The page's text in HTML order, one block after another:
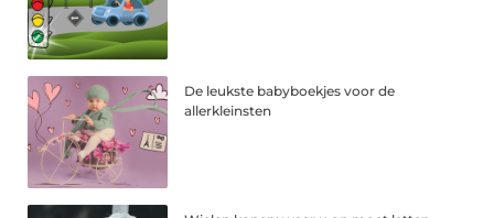
De leukste babyboekjes voor de
allerkleinsten